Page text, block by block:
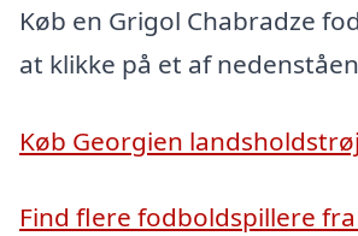
Køb en Grigol Chabradze
at klikke på et af
Køb Georgien
Find flere fodboldspillere